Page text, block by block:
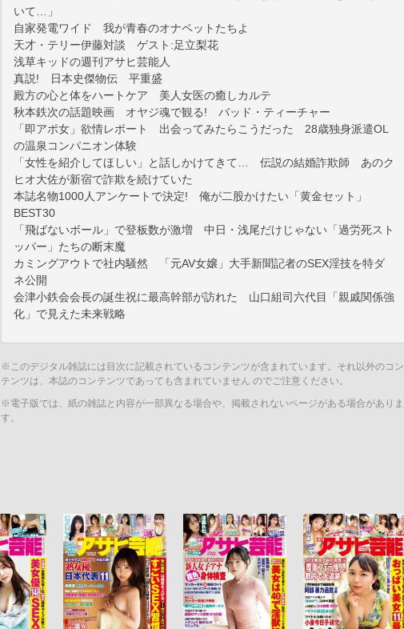
いて…」
自家発電ワイド 我が青春のオナペットたちよ
天才・テリー伊藤対談 ゲスト:足立梨花
浅草キッドの週刊アサヒ芸能人
真説! 日本史傑物伝 平重盛
殿方の心と体をハートケア 美人女医の癒しカルテ
秋本鉄次の話題映画 オヤジ魂で観る! バッド・ティーチャー
「即アポ女」欲情レポート 出会ってみたらこうだった 28歳独身派遣OL
の温泉コンパニオン体験
「女性を紹介してほしい」と話しかけてきて… 伝説の結婚詐欺師 あのク
ヒオ大佐が新宿で詐欺を続けていた
本誌名物1000人アンケートで決定! 俺が二股かけたい「黄金セット」
BEST30
「飛ばないボール」で登板数が激増 中日・浅尾だけじゃない「過労死スト
ッパー」たちの断末魔
カミングアウトで社内騒然 「元AV女嬢」大手新聞記者のSEX淫技を特ダ
ネ公開
会津小鉄会会長の誕生祝に最高幹部が訪れた 山口組司六代目「親戚関係強
化」で見えた未来戦略
※このデジタル雑誌には目次に記載されているコンテンツが含まれています。それ以外のコン
テンツは、本誌のコンテンツであっても含まれていません のでご注意ください。
※電子版では、紙の雑誌と内容が一部異なる場合や、掲載されないページがある場合がありま
す。